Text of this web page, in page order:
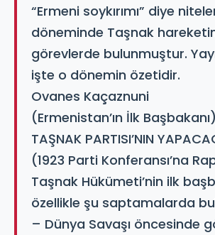
“Ermeni soykırımı” diye
döneminde Taşnak
görevlerde bulunmuştur.
işte o dönemin özetidir.
Ovanes Kaçaznuni
(Ermenistan’ın İlk
TAŞNAK PARTISI’NIN
(1923 Parti Konferansı’na
Taşnak Hükümeti’nin ilk
özellikle şu saptamalarda
– Dünya Savaşı öncesinde